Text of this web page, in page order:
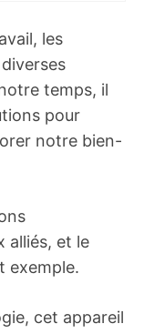
les
temps, il
pour
notre bien-
alliés, et le
exemple.
cet appareil